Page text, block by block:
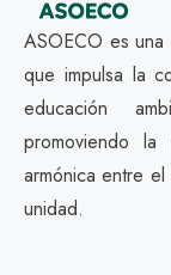
ASOECO es una
que impulsa la
educación
promoviendo la
armónica entre
unidad.